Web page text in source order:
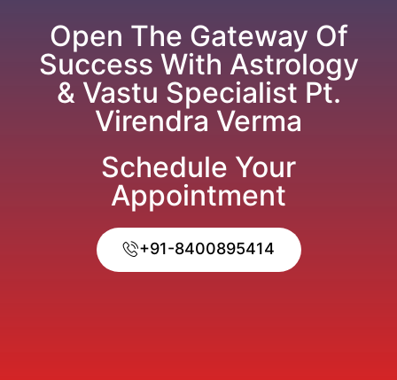
Open The Gateway Of
Success With Astrology
& Vastu Specialist Pt.
Virendra Verma
Schedule Your
Appointment
+91-8400895414